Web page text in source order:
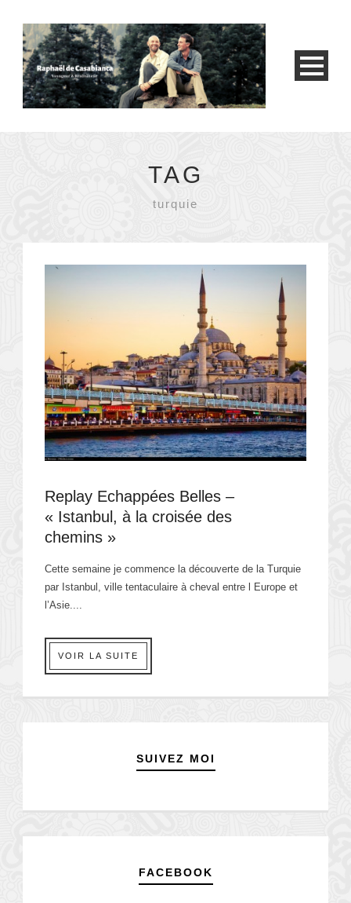
TAG
turquie
Replay Echappées Belles –
« Istanbul, à la croisée des
chemins »
Cette semaine je commence la découverte de la Turquie
par Istanbul, ville tentaculaire à cheval entre l Europe et
l’Asie....
VOIR LA SUITE
SUIVEZ MOI
FACEBOOK